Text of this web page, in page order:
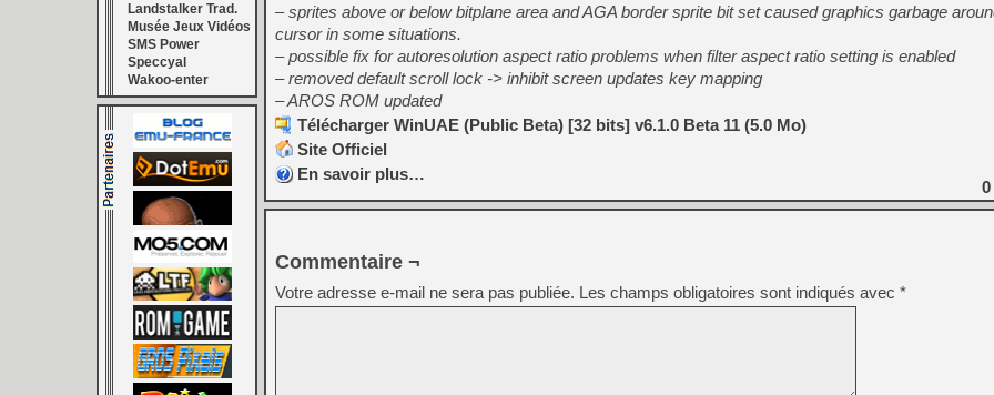
[Mo5] Brickboy cherche à
[GK] Minecraft et ses «
[GK] Beast of
[GK] Ubisoft : fin de partie
[GK] Mémoire cash -
[GK] Dan Houser (GTA)
[GK] Comment EA Sports
[GK] Crimson Moon : un
[GK] Isle of Reveries : le
[GK] Moonlighter 2 : The
[GK] Capcom relance
[Mo5] Deux inédits du
[GK] Le beat'em up The
[GK] Endless Legend 2 :
Landstalker Trad.
Musée Jeux Vidéos
SMS Power
Speccyal
Wakoo-enter
– sprites above or below bitplane area and AGA border sprite bit set caused graphics garbage
cursor in some situations.
– possible fix for autoresolution aspect ratio problems when filter aspect ratio setting is enabled
– removed default scroll lock -> inhibit screen updates key mapping
– AROS ROM updated
Télécharger WinUAE (Public Beta) [32 bits] v6.1.0 Beta 11 (5.0 Mo)
Site Officiel
En savoir plus…
0
Commentaire ¬
Votre adresse e-mail ne sera pas publiée. Les champs obligatoires sont indiqués avec *